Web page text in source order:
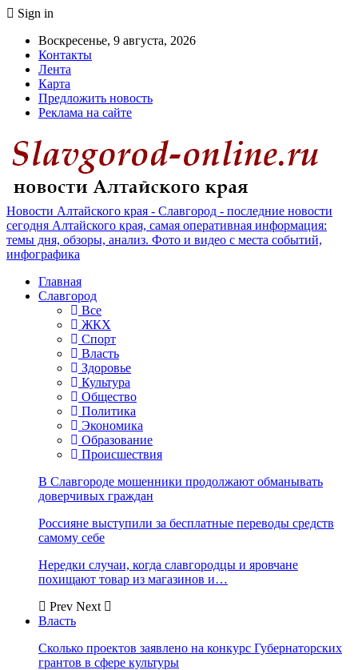
Sign in
Воскресенье, 9 августа, 2026
Контакты
Лента
Карта
Предложить новость
Реклама на сайте
Новости Алтайского края - Славгород - последние новости
сегодня Алтайского края, самая оперативная информация:
темы дня, обзоры, анализ. Фото и видео с места событий,
инфографика
Главная
Славгород
Все
ЖКХ
Спорт
Власть
Здоровье
Культура
Общество
Политика
Экономика
Образование
Происшествия
В Славгороде мошенники продолжают обманывать
доверчивых граждан
Россияне выступили за бесплатные переводы средств
самому себе
Нередки случаи, когда славгородцы и яровчане
похищают товар из магазинов и…
Prev Next
Власть
Сколько проектов заявлено на конкурс Губернаторских
грантов в сфере культуры